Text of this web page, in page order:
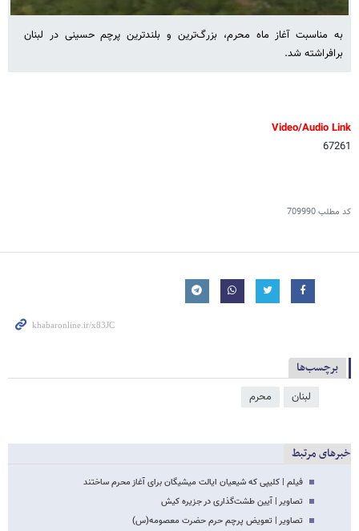
به مناسبت آغاز ماه محرم، بزرگ‌ترین و بلندترین پرچم حسینی در لبنان
برافراشته شد.
Video/Audio Link
67261
کد مطلب709990
برچسب‌ها
لبنان محرم
خبرهای مرتبط
فیلم | کلیپی که شیعیان ایالت میشیگان برای آغاز محرم ساختند
تصاویر | آیین طشت‌گذاری در جزیره کیش‎
تصاویر | تعویض پرچم حرم حضرت معصومه(س)